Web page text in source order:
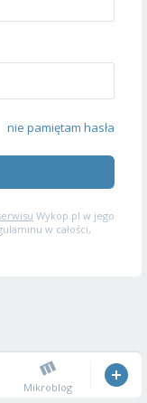
nie pamiętam hasła
Wykop.pl w jego
w całości,
Mikroblog